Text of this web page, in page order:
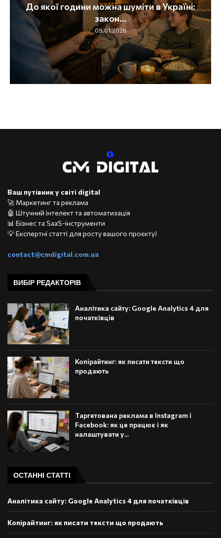
в Україні:
День волонтера 2026: коли
та красиві привітання
10.01.2026
Ваш путівник у світі digital
🚀 Маркетинг та реклама
🤖 Штучний інтелект та автоматизація
📊 Бізнес та SaaS-інструменти
💡 Експертні статті для росту вашого проєкту!
contact@cmdigital.com.ua
ВИБІР РЕДАКТОРІВ
Аналітика сайту: Google Analytics 4 для
початківців
Копірайтинг: як писати тексти що
продають
Таргетована реклама в Instagram і
Facebook: як це працює і як
налаштувати у...
ОСТАННІ СТАТТІ
Аналітика сайту: Google Analytics 4 для початківців
Копірайтинг: як писати тексти що продають